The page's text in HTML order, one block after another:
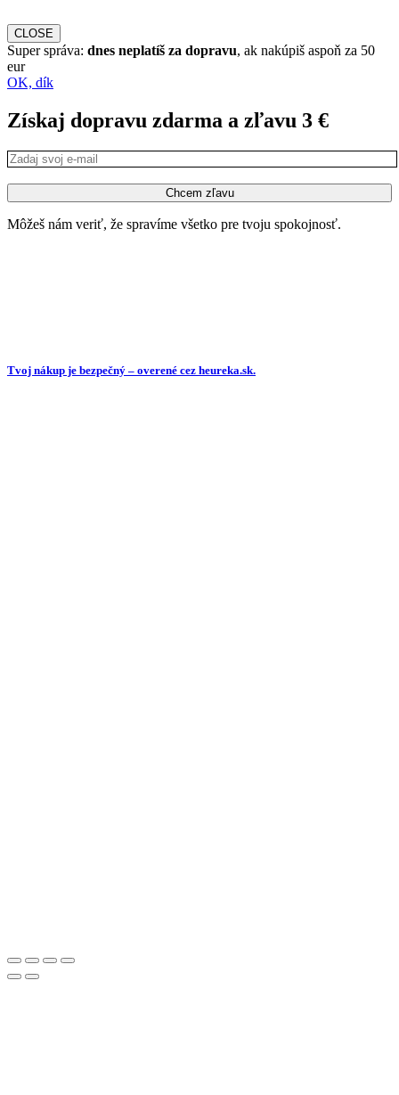
CLOSE
Super správa: dnes neplatíš za dopravu, ak nakúpiš aspoň za 50
eur
OK, dík
Získaj dopravu zdarma a zľavu 3 €
Môžeš nám veriť, že spravíme všetko pre tvoju spokojnosť.
Tvoj nákup je bezpečný – overené cez heureka.sk.